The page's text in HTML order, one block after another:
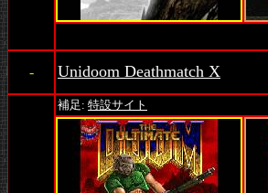
- Unidoom Deathmatch X
補足: 特設サイト